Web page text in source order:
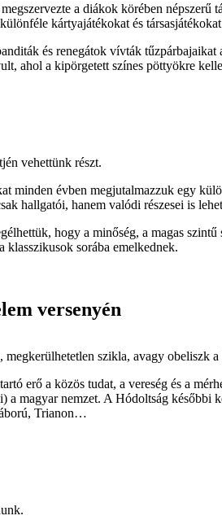
a diákok körében népszerű
kártyajátékokat és
és renegátok vívták
ahol a kipörgetett színes pöttyökre
vehettünk részt.
minden évben megjutalmazzuk egy
hallgatói, hanem valódi részesei is
hogy a minőség, a magas
sorába emelkednek.
versenyén
szikla, avagy obeliszk
erő a közös tudat, a vereség és a
magyar nemzet. A Hódoltság későbbi
Trianon…